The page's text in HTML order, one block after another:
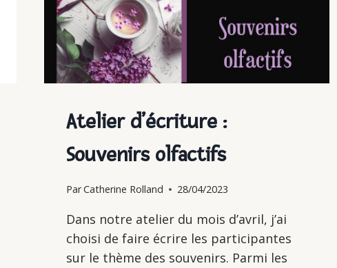
Atelier d’écriture :
Souvenirs olfactifs
ParCatherine Rolland 28/04/2023
Dans notre atelier du mois d’avril, j’ai
choisi de faire écrire les participantes
sur le thème des souvenirs. Parmi les